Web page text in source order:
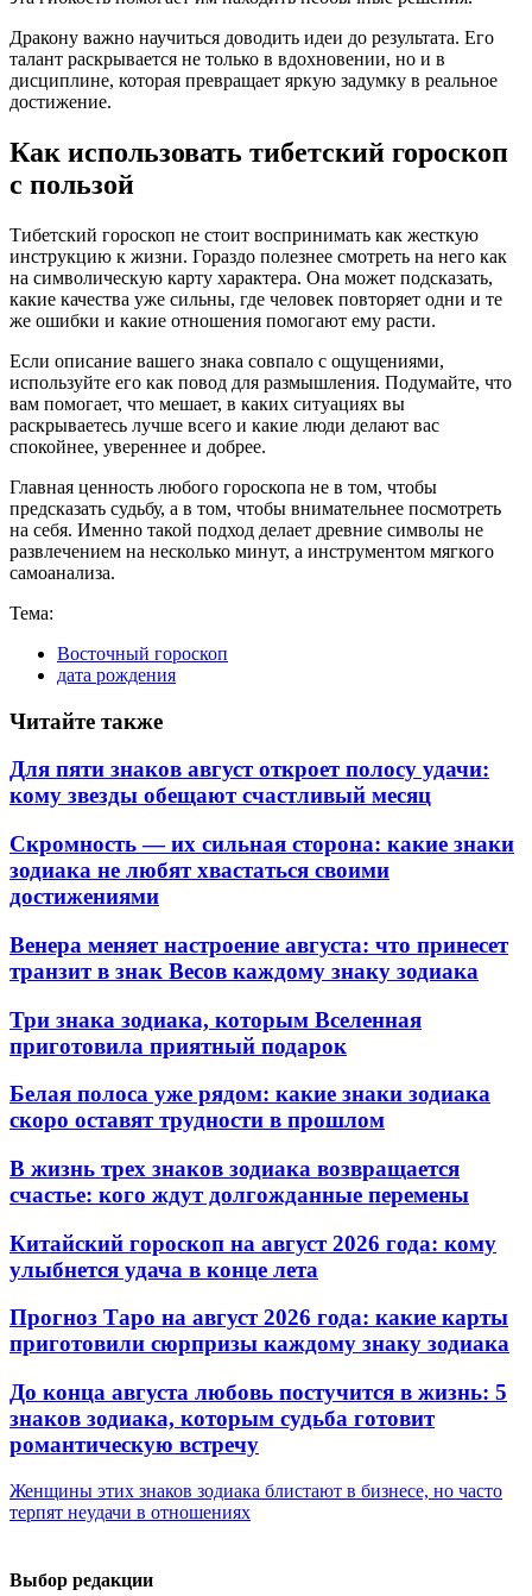
Дракону важно научиться доводить идеи до результата. Его
талант раскрывается не только в вдохновении, но и в
дисциплине, которая превращает яркую задумку в реальное
достижение.
Как использовать тибетский гороскоп
с пользой
Тибетский гороскоп не стоит воспринимать как жесткую
инструкцию к жизни. Гораздо полезнее смотреть на него как
на символическую карту характера. Она может подсказать,
какие качества уже сильны, где человек повторяет одни и те
же ошибки и какие отношения помогают ему расти.
Если описание вашего знака совпало с ощущениями,
используйте его как повод для размышления. Подумайте, что
вам помогает, что мешает, в каких ситуациях вы
раскрываетесь лучше всего и какие люди делают вас
спокойнее, увереннее и добрее.
Главная ценность любого гороскопа не в том, чтобы
предсказать судьбу, а в том, чтобы внимательнее посмотреть
на себя. Именно такой подход делает древние символы не
развлечением на несколько минут, а инструментом мягкого
самоанализа.
Тема:
Восточный гороскоп
дата рождения
Читайте также
Для пяти знаков август откроет полосу удачи:
кому звезды обещают счастливый месяц
Скромность — их сильная сторона: какие знаки
зодиака не любят хвастаться своими
достижениями
Венера меняет настроение августа: что принесет
транзит в знак Весов каждому знаку зодиака
Три знака зодиака, которым Вселенная
приготовила приятный подарок
Белая полоса уже рядом: какие знаки зодиака
скоро оставят трудности в прошлом
В жизнь трех знаков зодиака возвращается
счастье: кого ждут долгожданные перемены
Китайский гороскоп на август 2026 года: кому
улыбнется удача в конце лета
Прогноз Таро на август 2026 года: какие карты
приготовили сюрпризы каждому знаку зодиака
До конца августа любовь постучится в жизнь: 5
знаков зодиака, которым судьба готовит
романтическую встречу
Женщины этих знаков зодиака блистают в бизнесе, но часто
терпят неудачи в отношениях
Выбор редакции